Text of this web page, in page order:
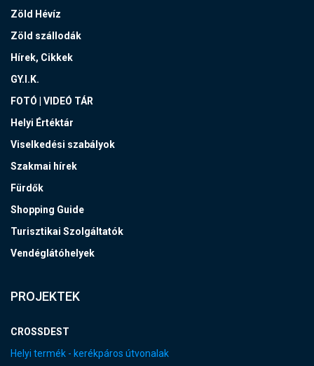
Zöld Hévíz
Zöld szállodák
Hírek, Cikkek
GY.I.K.
FOTÓ | VIDEÓ TÁR
Helyi Értéktár
Viselkedési szabályok
Szakmai hírek
Fürdők
Shopping Guide
Turisztikai Szolgáltatók
Vendéglátóhelyek
PROJEKTEK
CROSSDEST
Helyi termék - kerékpáros útvonalak